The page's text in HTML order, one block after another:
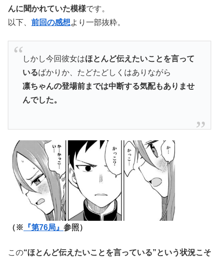
んに聞かれていた模様です。
以下、 前回の感想より一部抜粋。
しかし今回彼女はほとんど伝えたいことを言って
いるばかりか、たどたどしくはありながら
凛ちゃんの登場前までは中断する気配もありませ
んでした。
（※ 『第76局』 参照）
この“ほとんど伝えたいことを言っている”という状況こそ